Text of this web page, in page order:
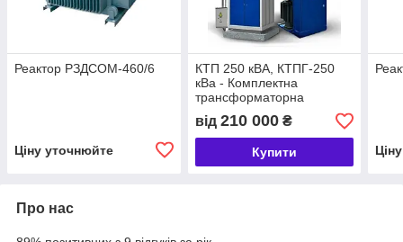
Реактор РЗДСОМ-460/6
Ціну уточнюйте
КТП 250 кВА, КТПГ-250
кВа - Комплектна
трансформаторна
підстанція
КТП-250/10(6)/0,4
від 210 000₴
Купити
Про нас